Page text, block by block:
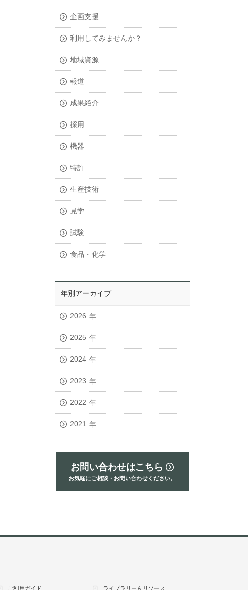
企画支援
利用してみませんか？
地域資源
報道
成果紹介
採用
機器
特許
生産技術
見学
試験
食品・化学
年別アーカイブ
2026 年
2025 年
2024 年
2023 年
2022 年
2021 年
お問い合わせはこちら
お気軽にご相談・お問い合わせください。
ご利用ガイド ライブラリー＆リソース